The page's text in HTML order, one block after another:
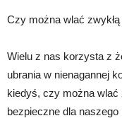
Czy można wlać
Wielu z nas korzysta z
ubrania w nienagannej
kiedyś, czy można wlać
bezpieczne dla